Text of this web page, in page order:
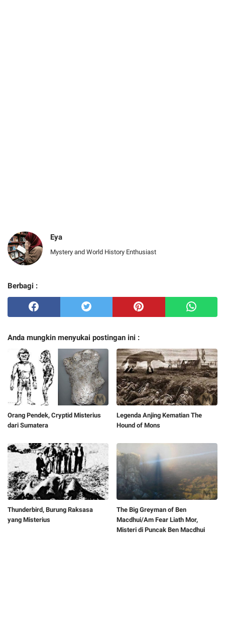
Eya
Mystery and World History Enthusiast
Berbagi :
Anda mungkin menyukai postingan ini :
Orang Pendek, Cryptid Misterius
dari Sumatera
Legenda Anjing Kematian The
Hound of Mons
Thunderbird, Burung Raksasa
yang Misterius
The Big Greyman of Ben
Macdhui/Am Fear Liath Mor,
Misteri di Puncak Ben Macdhui